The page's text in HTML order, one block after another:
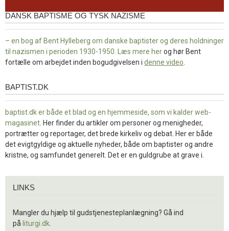
DANSK BAPTISME OG TYSK NAZISME
– en bog af Bent Hylleberg om danske baptister og deres holdninger
til nazismen i perioden 1930-1950. Læs mere herog hør Bent
fortælle om arbejdet inden bogudgivelsen i denne video
baptist.dk
BAPTIST.DK
baptist.dk er både et blad og en hjemmeside, som vi kalder web-
magasinet . Her finder du artikler om personer og menigheder,
portrætter og reportager, det brede kirkeliv og debat. Her er både
det evigtgyldige og aktuelle nyheder, både om baptister og andre
kristne, og samfundet generelt. Det er en guldgrube at grave i.
LINKS
Mangler du hjælp til gudstjenesteplanlægning? Gå ind
på liturgi.dk